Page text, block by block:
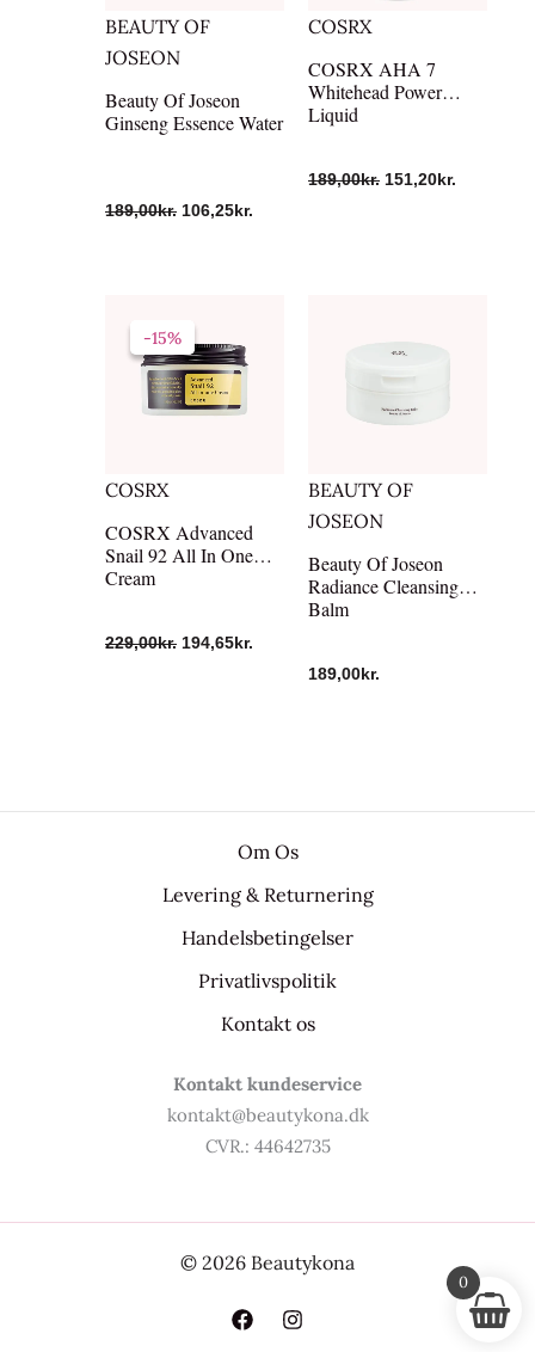
BEAUTY OF
JOSEON
Beauty Of Joseon
Ginseng Essence Water
189,00kr. 106,25kr.
COSRX
COSRX AHA 7
Whitehead Power
Liquid
189,00kr. 151,20kr.
-15%
COSRX
-15%
COSRX Advanced
Snail 92 All In One
Cream
229,00kr.
oprindelige
pris
var:
229,00kr..
194,65kr.
BEAUTY OF
JOSEON
Beauty Of Joseon
Radiance Cleansing
Balm
189,00kr.
Om Os
Levering & Returnering
Handelsbetingelser
Privatlivspolitik
Kontakt os
Kontakt kundeservice
kontakt@beautykona.dk
CVR.: 44642735
© 2026 Beautykona
0